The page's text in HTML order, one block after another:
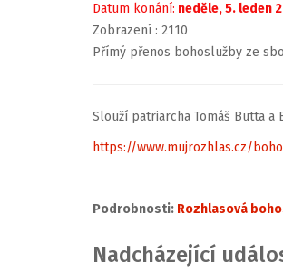
Datum konání: neděle, 5. leden
Zobrazení : 2110
Přímý přenos bohoslužby ze
Slouží patriarcha Tomáš Butta a
https://www.mujrozhlas.cz/
Podrobnosti: Rozhlasová
Nadcházející